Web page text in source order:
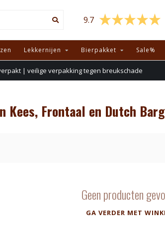
9.7
Lekkernijen Bierpakket Sale%
| veilige verpakking tegen breukschade
Frontaal en Dutch
Geen producten
GA VERDER MET